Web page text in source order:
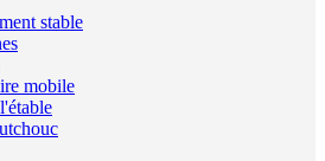
stable
mobile